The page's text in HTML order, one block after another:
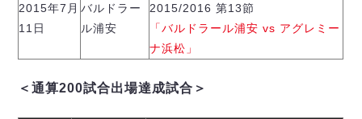
ボルクバレット北九州
バサジィ大分
選手の通算記録（Ｆ２）
2015年7月
11日
バルドラー
ル浦安
2015/2016 第13節
「バルドラール浦安 vs アグレミー
ナ浜松」
＜通算200試合出場達成試合＞